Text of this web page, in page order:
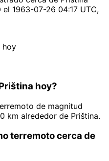
1963-07-26 04:17 UTC,
hoy
hoy?
de magnitud
km alrededor de Priština.
terremoto cerca de